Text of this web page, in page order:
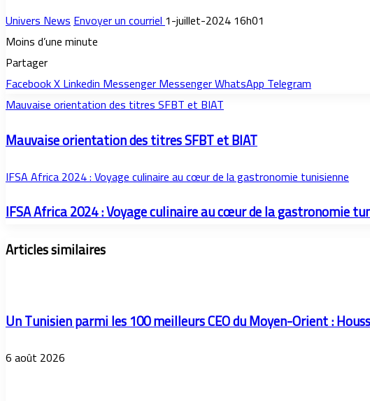
Univers NewsEnvoyer un courriel1-juillet-2024 16h01
Moins d’une minute
Partager
FacebookXLinkedinMessengerMessengerWhatsAppTelegram
Mauvaise orientation des titres SFBT et BIAT
Mauvaise orientation des titres SFBT et BIAT
IFSA Africa 2024 : Voyage culinaire au cœur de la gastronomie tunisienne
IFSA Africa 2024 : Voyage culinaire au cœur de la gastronomie
Articles similaires
Un Tunisien parmi les 100 meilleurs CEO du Moyen-Orient :
6 août 2026